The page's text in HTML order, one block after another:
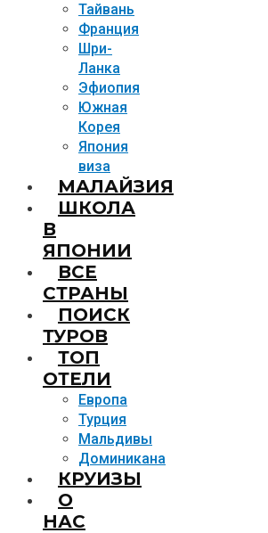
Тайвань
Франция
Шри-
Ланка
Эфиопия
Южная
Корея
Япония
виза
МАЛАЙЗИЯ
ШКОЛА
В
ЯПОНИИ
ВСЕ
СТРАНЫ
ПОИСК
ТУРОВ
ТОП
ОТЕЛИ
Европа
Турция
Мальдивы
Доминикана
КРУИЗЫ
О
НАС